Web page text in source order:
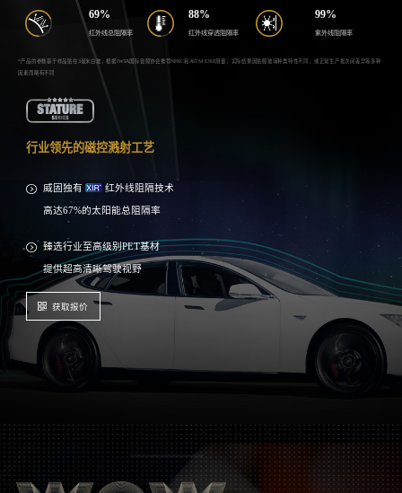
行业领先的磁控溅射工艺
威固独有 红外线阻隔技术
高达67%的太阳能总阻隔率
臻选行业至高级别PET基材
提供超高清晰驾驶视野
获取报价
69%
红外线总阻隔率
88%
红外线穿透阻隔率
99%
紫外线阻隔率